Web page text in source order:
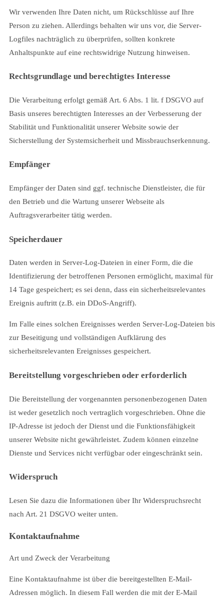
Wir verwenden Ihre Daten nicht, um Rückschlüsse auf Ihre
Person zu ziehen. Allerdings behalten wir uns vor, die Server-
Logfiles nachträglich zu überprüfen, sollten konkrete
Anhaltspunkte auf eine rechtswidrige Nutzung hinweisen.
Rechtsgrundlage und berechtigtes Interesse
Die Verarbeitung erfolgt gemäß Art. 6 Abs. 1 lit. f DSGVO auf
Basis unseres berechtigten Interesses an der Verbesserung der
Stabilität und Funktionalität unserer Website sowie der
Sicherstellung der Systemsicherheit und Missbrauchserkennung.
Empfänger
Empfänger der Daten sind ggf. technische Dienstleister, die für
den Betrieb und die Wartung unserer Webseite als
Auftragsverarbeiter tätig werden.
Speicherdauer
Daten werden in Server-Log-Dateien in einer Form, die die
Identifizierung der betroffenen Personen ermöglicht, maximal für
14 Tage gespeichert; es sei denn, dass ein sicherheitsrelevantes
Ereignis auftritt (z.B. ein DDoS-Angriff).
Im Falle eines solchen Ereignisses werden Server-Log-Dateien bis
zur Beseitigung und vollständigen Aufklärung des
sicherheitsrelevanten Ereignisses gespeichert.
Bereitstellung vorgeschrieben oder erforderlich
Die Bereitstellung der vorgenannten personenbezogenen Daten
ist weder gesetzlich noch vertraglich vorgeschrieben. Ohne die
IP-Adresse ist jedoch der Dienst und die Funktionsfähigkeit
unserer Website nicht gewährleistet. Zudem können einzelne
Dienste und Services nicht verfügbar oder eingeschränkt sein.
Widerspruch
Lesen Sie dazu die Informationen über Ihr Widerspruchsrecht
nach Art. 21 DSGVO weiter unten.
Kontaktaufnahme
Art und Zweck der Verarbeitung
Eine Kontaktaufnahme ist über die bereitgestellten E-Mail-
Adressen möglich. In diesem Fall werden die mit der E-Mail